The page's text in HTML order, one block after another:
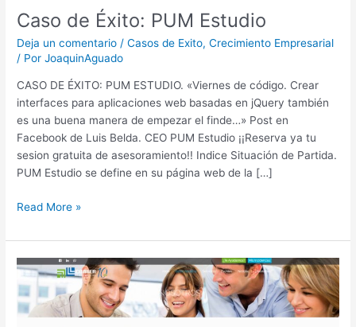
Caso de Éxito: PUM Estudio
Deja un comentario /Casos de Exito,Crecimiento Empresarial
/ PorJoaquinAguado
CASO DE ÉXITO: PUM ESTUDIO. «Viernes de código. Crear
interfaces para aplicaciones web basadas en jQuery también
es una buena manera de empezar el finde…» Post en
Facebook de Luis Belda. CEO PUM Estudio ¡¡Reserva ya tu
sesion gratuita de asesoramiento!! Indice Situación de Partida.
PUM Estudio se define en su página web de la […]
Éxito:
PUM
Estudio
Read More »
Caso
de
Éxito:
COASER